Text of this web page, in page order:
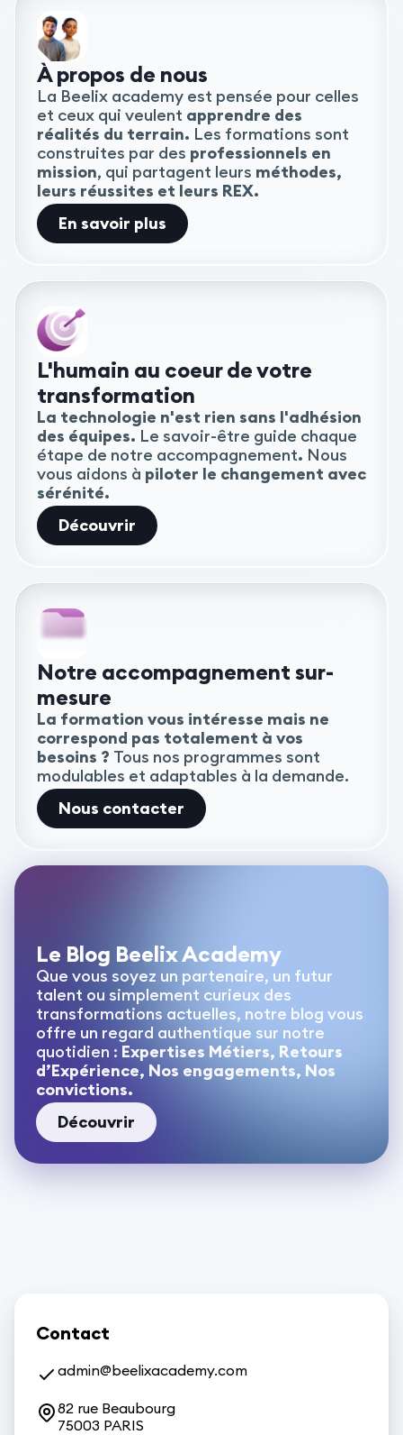
À propos de nous
La Beelix academy est pensée pour celles
et ceux qui veulent apprendre des
réalités du terrain. Les formations sont
construites par des professionnels en
mission, qui partagent leurs méthodes,
leurs réussites et leurs REX.
En savoir plus
L'humain au coeur de votre
transformation
La technologie n'est rien sans l'adhésion
des équipes. Le savoir-être guide chaque
étape de notre accompagnement. Nous
vous aidons à piloter le changement avec
sérénité.
Découvrir
Notre accompagnement sur-
mesure
La formation vous intéresse mais ne
correspond pas totalement à vos
besoins ? Tous nos programmes sont
modulables et adaptables à la demande.
Nous contacter
Le Blog Beelix Academy
Que vous soyez un partenaire, un futur
talent ou simplement curieux des
transformations actuelles, notre blog vous
offre un regard authentique sur notre
quotidien : Expertises Métiers, Retours
d’Expérience, Nos engagements, Nos
convictions.
Découvrir
Contact
admin@beelixacademy.com
82 rue Beaubourg
75003 PARIS